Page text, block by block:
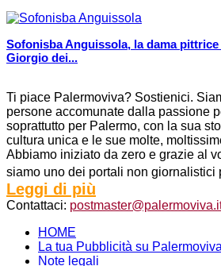
Sofonisba Anguissola, la dama
Giorgio dei...
Ti piace Palermoviva? Sostienici.
persone accomunate dalla passione
soprattutto per Palermo, con la sua
cultura unica e le sue molte,
Abbiamo iniziato da zero e grazie al
siamo uno dei portali non giornalistici
Leggi di più
Contattaci:
HOME
La tua Pubblicità su Palermoviva
Note legali